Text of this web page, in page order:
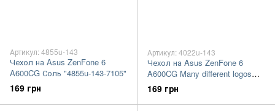
Артикул: 4855u-143
Чехол на Asus ZenFone 6
A600CG Соль "4855u-143-7105"
169 грн
Артикул: 4022u-143
Чехол на Asus ZenFone 6
A600CG Many different logos
"4022u-143-7105"
169 грн